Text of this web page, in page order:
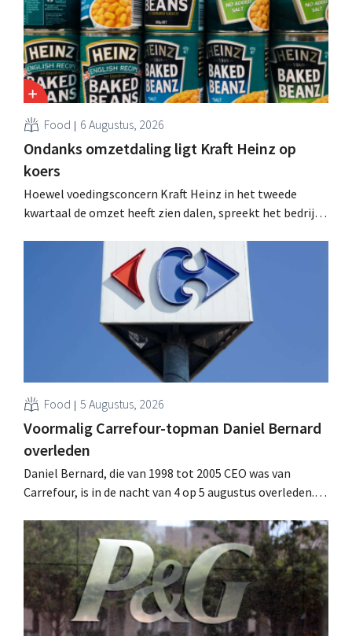
Food 6 Augustus, 2026
Ondanks omzetdaling ligt Kraft Heinz op
koers
Hoewel voedingsconcern Kraft Heinz in het tweede
kwartaal de omzet heeft zien dalen, spreekt het bedrijf
multinational verhoogt de investeringen en de
vooruitzichten.
Food 5 Augustus, 2026
Voormalig Carrefour-topman Daniel Bernard
overleden
Daniel Bernard, die van 1998 tot 2005 CEO was van
Carrefour, is in de nacht van 4 op 5 augustus overleden.
retailer, realiseerde de fusie met Promodès en nam
toenmalig Belgisch marktleider GB over.